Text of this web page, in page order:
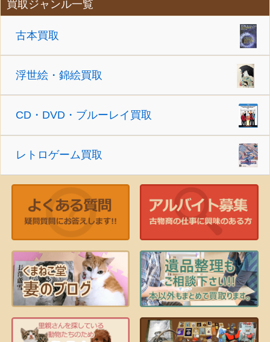
買取ジャンル一覧
古本買取
浮世絵・錦絵買取
CD・DVD・ブルーレイ買取
レトロゲーム買取